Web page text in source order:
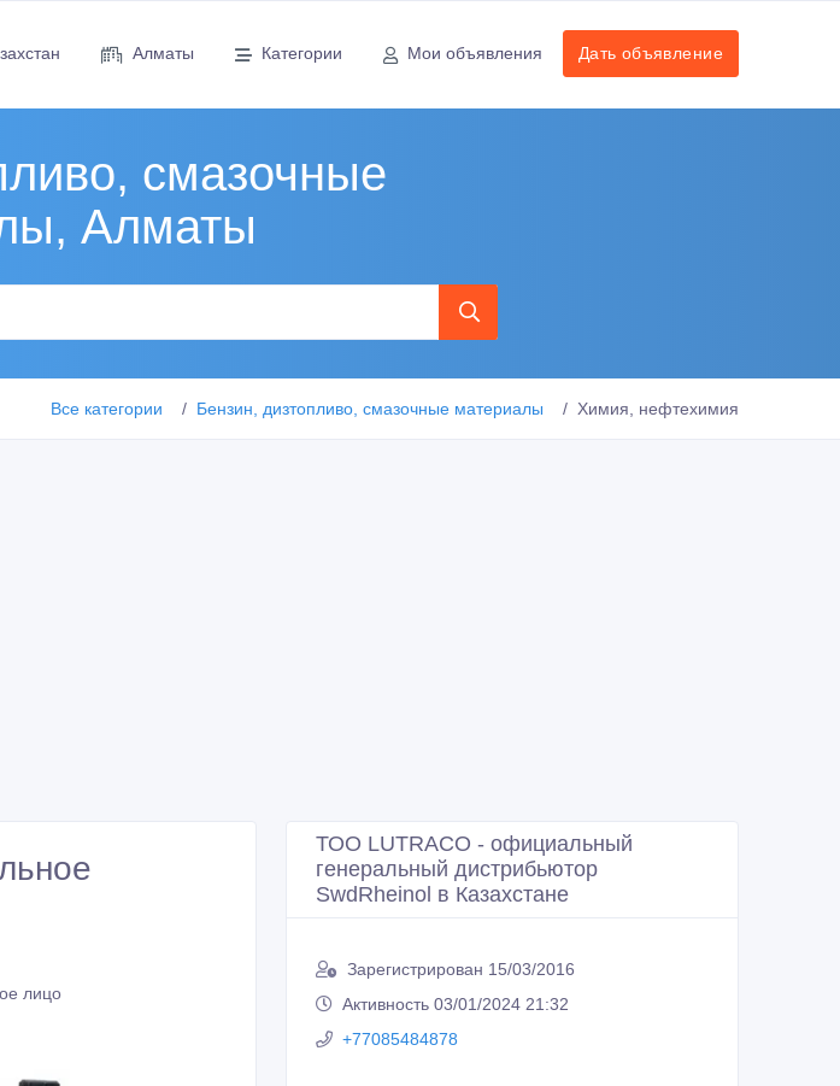
Алматы Категории Мои объявления Дать объявление
смазочные
Алматы
Все категории Бензин, дизтопливо, смазочные материалы Химия, нефтехимия
лицо
ТОО LUTRACO - официальный
генеральный дистрибьютор
SwdRheinol в Казахстане
Зарегистрирован 15/03/2016
Активность 03/01/2024 21:32
+77085484878